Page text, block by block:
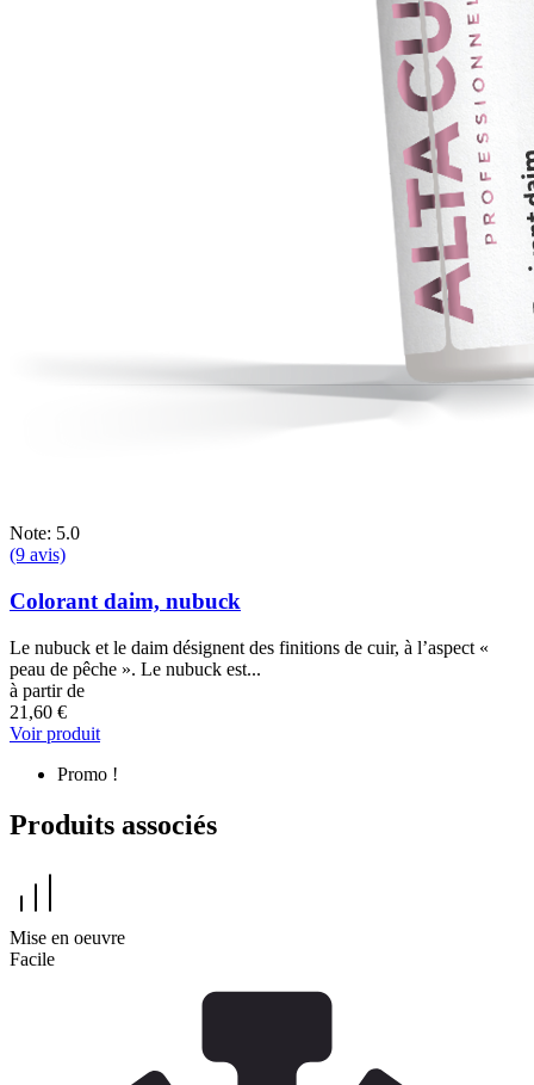
Note: 5.0
(9 avis)
Colorant daim, nubuck
Le nubuck et le daim désignent des finitions de cuir, à l’aspect «
peau de pêche ». Le nubuck est...
à partir de
21,60 €
Voir produit
Promo !
Produits associés
Mise en oeuvre
Facile